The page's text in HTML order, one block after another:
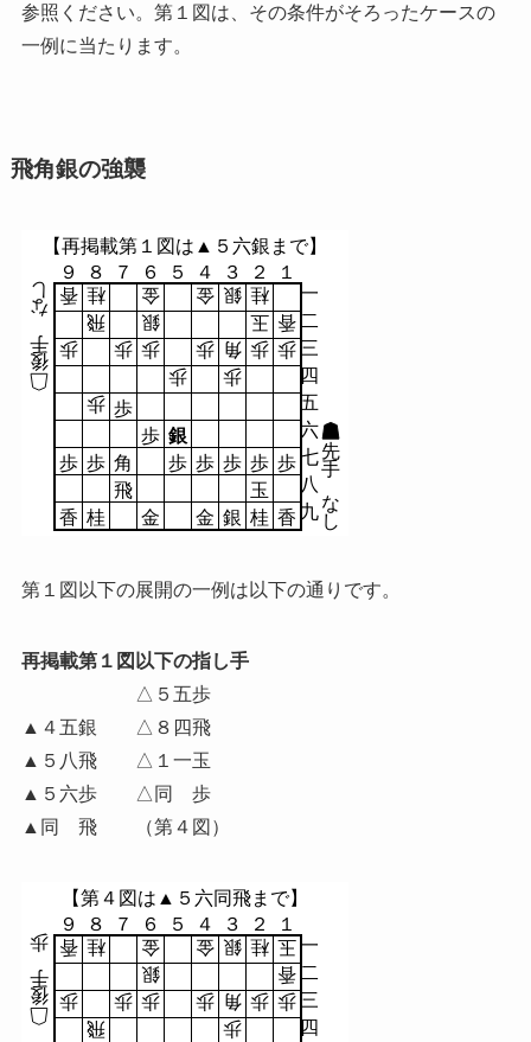
参照ください。第１図は、その条件がそろったケースの
一例に当たります。
飛角銀の強襲
【再掲載第１図は▲５六銀まで】
９
一
８
二
７
三
６
四
５
五
４
六
３
七
２
八
１
九
香 桂 金 金 銀 桂
飛
銀 玉 香
歩
歩 歩 歩 角 歩 歩
歩
歩
歩 歩
歩 銀
歩 歩 角 歩 歩 歩 歩 歩
飛
玉
香 桂 金 金 銀 桂 香 し
な
手
先
し
な
手
後
第１図以下の展開の一例は以下の通りです。
再掲載第１図以下の指し手
△５五歩
▲４五銀 △８四飛
▲５八飛 △１一玉
▲５六歩 △同 歩
▲同 飛 （第４図）
【第４図は▲５六同飛まで】
９
一
８
二
７
三
６
四
５ ４ ３ ２ １
香 桂 金 金 銀 桂 玉
銀
香
歩
歩 歩 歩 角 歩 歩
飛
歩
歩
手
後